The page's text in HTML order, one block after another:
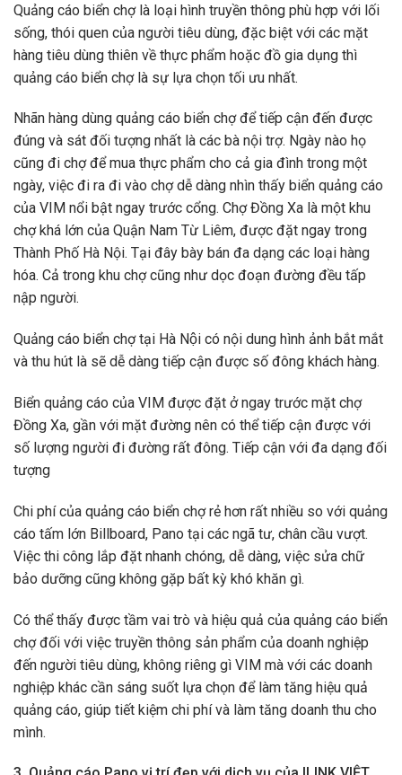
Quảng cáo biển chợ là loại hình truyền thông phù hợp với lối
sống, thói quen của người tiêu dùng, đặc biệt với các mặt
hàng tiêu dùng thiên về thực phẩm hoặc đồ gia dụng thì
quảng cáo biển chợ là sự lựa chọn tối ưu nhất.
Nhãn hàng dùng quảng cáo biển chợ để tiếp cận đến được
đúng và sát đối tượng nhất là các bà nội trợ. Ngày nào họ
cũng đi chợ để mua thực phẩm cho cả gia đình trong một
ngày, việc đi ra đi vào chợ dễ dàng nhìn thấy biển quảng cáo
của VIM nổi bật ngay trước cổng. Chợ Đồng Xa là một khu
chợ khá lớn của Quận Nam Từ Liêm, được đặt ngay trong
Thành Phố Hà Nội. Tại đây bày bán đa dạng các loại hàng
hóa. Cả trong khu chợ cũng như dọc đoạn đường đều tấp
nập người.
Quảng cáo biển chợ tại Hà Nội có nội dung hình ảnh bắt mắt
và thu hút là sẽ dễ dàng tiếp cận được số đông khách hàng.
Biển quảng cáo của VIM được đặt ở ngay trước mặt chợ
Đồng Xa, gần với mặt đường nên có thể tiếp cận được với
số lượng người đi đường rất đông. Tiếp cận với đa dạng đối
tượng
Chi phí của quảng cáo biển chợ rẻ hơn rất nhiều so với quảng
cáo tấm lớn Billboard, Pano tại các ngã tư, chân cầu vượt.
Việc thi công lắp đặt nhanh chóng, dễ dàng, việc sửa chữ
bảo dưỡng cũng không gặp bất kỳ khó khăn gì.
Có thể thấy được tầm vai trò và hiệu quả của quảng cáo biển
chợ đối với việc truyền thông sản phẩm của doanh nghiệp
đến người tiêu dùng, không riêng gì VIM mà với các doanh
nghiệp khác cần sáng suốt lựa chọn để làm tăng hiệu quả
quảng cáo, giúp tiết kiệm chi phí và làm tăng doanh thu cho
mình.